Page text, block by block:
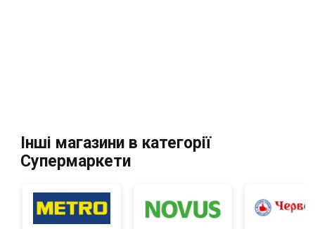
Інші магазини в категорії
Супермаркети